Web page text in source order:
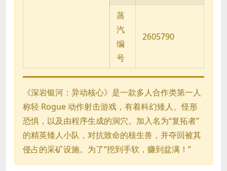
蒸
汽
编
号
2605790
《深岩银河：异动核心》是一款多人合作类第一人
称轻 Rogue 动作射击游戏，有着科幻矮人、怪形
恐惧，以及由程序生成的洞穴。加入名为“复拓者”
的精英矮人小队，对抗致命的核生兽，并夺回被其
侵占的采矿设施。为了“挖到手软，赚到盆满！”